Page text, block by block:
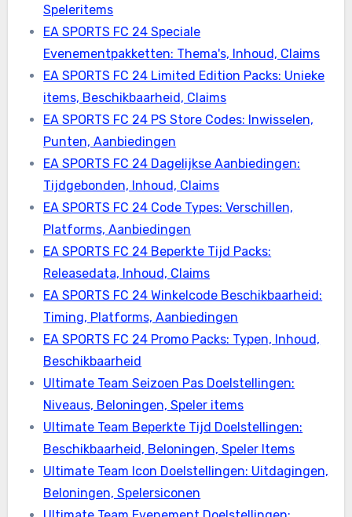
Speleritems
EA SPORTS FC 24 Speciale
Evenementpakketten: Thema's, Inhoud, Claims
EA SPORTS FC 24 Limited Edition Packs: Unieke
items, Beschikbaarheid, Claims
EA SPORTS FC 24 PS Store Codes: Inwisselen,
Punten, Aanbiedingen
EA SPORTS FC 24 Dagelijkse Aanbiedingen:
Tijdgebonden, Inhoud, Claims
EA SPORTS FC 24 Code Types: Verschillen,
Platforms, Aanbiedingen
EA SPORTS FC 24 Beperkte Tijd Packs:
Releasedata, Inhoud, Claims
EA SPORTS FC 24 Winkelcode Beschikbaarheid:
Timing, Platforms, Aanbiedingen
EA SPORTS FC 24 Promo Packs: Typen, Inhoud,
Beschikbaarheid
Ultimate Team Seizoen Pas Doelstellingen:
Niveaus, Beloningen, Speler items
Ultimate Team Beperkte Tijd Doelstellingen:
Beschikbaarheid, Beloningen, Speler Items
Ultimate Team Icon Doelstellingen: Uitdagingen,
Beloningen, Spelersiconen